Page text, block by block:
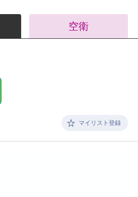
空衛
マイリスト登録